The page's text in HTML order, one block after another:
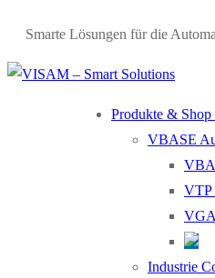
Smarte Lösungen für die
Produkte & Shop
VBASE
VTP
Industrie